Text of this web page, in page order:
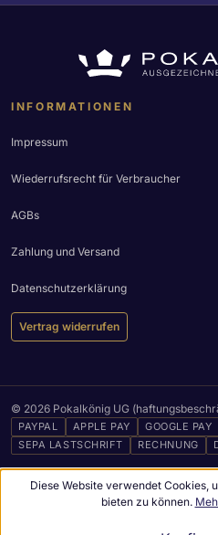
INFORMATIONEN
Impressum
Wiederrufsrecht für Verbraucher
AGBs
Zahlung und Versand
Datenschutzerklärung
Vertrag widerrufen
© 2026 Pokalkönig UG
PAYPAL APPLE PAY GOOGLE PAY
SEPA LASTSCHRIFT
RECHNUNG
Diese Website verwendet Cookies,
bieten zu können.